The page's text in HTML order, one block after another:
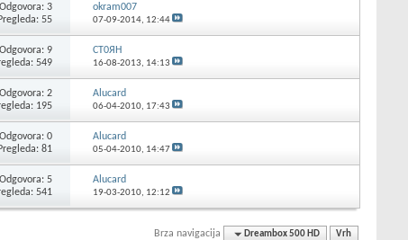
Odgovora: 3
Pregleda: 55
okram007
07-09-2014, 12:44
Odgovora: 9
549
CT0ЯH
16-08-2013, 14:13
Odgovora: 2
195
Alucard
06-04-2010, 17:43
Odgovora: 0
Pregleda: 81
Alucard
05-04-2010, 14:47
Odgovora: 5
541
Alucard
19-03-2010, 12:12
Brza navigacija Dreambox 500 HD Vrh